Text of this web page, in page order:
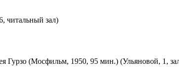
читальный зал)
Гурзо (Мосфильм, 1950, 95 мин.) (Ульяновой, 1,